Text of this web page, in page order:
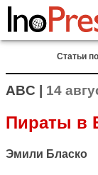
Статьи
ABC | 14
Пираты в
Эмили Бласко